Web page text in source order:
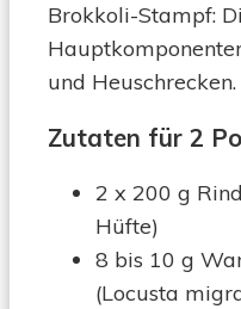
Brokkoli-Stampf:
und Heuschrecken.
Zutaten für 2
2 x 200 g
Hüfte)
8 bis 10 g
(Locusta